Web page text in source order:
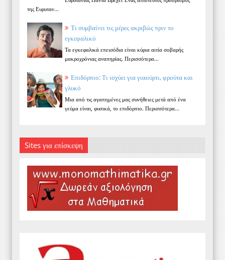
της Ευρυταν...
Τι συμβαίνει τις μέρες ακριβώς πριν το
εγκεφαλικό
Τα εγκεφαλικά επεισόδια είναι κύρια αιτία σοβαρής
μακροχρόνιας αναπηρίας. Περισσότερα...
Επιδόρπιο: Τι ισχύει για γιαούρτι, φρούτα και
γλυκό
Μια από τις αγαπημένες μας συνήθειες μετά από ένα
γεύμα είναι, φυσικά, το επιδόρπιο. Περισσότερα...
Sites για επίσκεψη